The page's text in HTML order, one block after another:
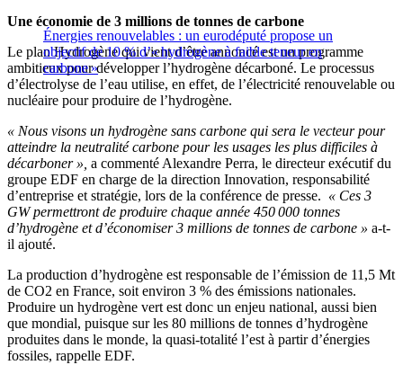
Énergies renouvelables : un eurodéputé propose un
objectif de 10 % d’« hydrogène à faible teneur en
carbone »
Une économie de 3 millions de tonnes de carbone
Le plan Hydrogène qui vient d’être annoncé est un programme
ambitieux pour développer l’hydrogène décarboné. Le processus
d’électrolyse de l’eau utilise, en effet, de l’électricité renouvelable ou
nucléaire pour produire de l’hydrogène.
« Nous visons un hydrogène sans carbone qui sera le vecteur pour
atteindre la neutralité carbone pour les usages les plus difficiles à
décarboner », a commenté Alexandre Perra, le directeur exécutif du
groupe EDF en charge de la direction Innovation, responsabilité
d’entreprise et stratégie, lors de la conférence de presse. « Ces 3
GW permettront de produire chaque année 450 000 tonnes
d’hydrogène et d’économiser 3 millions de tonnes de carbone » a-t-
il ajouté.
La production d’hydrogène est responsable de l’émission de 11,5 Mt
de CO2 en France, soit environ 3 % des émissions nationales.
Produire un hydrogène vert est donc un enjeu national, aussi bien
que mondial, puisque sur les 80 millions de tonnes d’hydrogène
produites dans le monde, la quasi-totalité l’est à partir d’énergies
fossiles, rappelle EDF.